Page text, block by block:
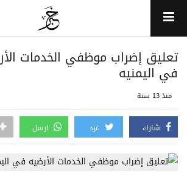
تعليق إضراب موظفي الخدمات
في اليمنيه
منذ 13 سنة
شارك غرد ارسل